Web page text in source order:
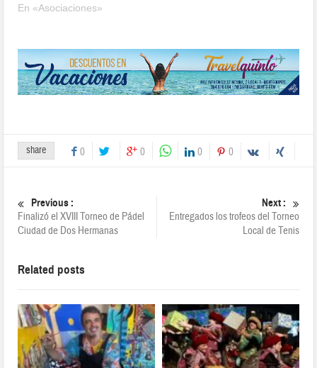
En «Asociaciones»
share 0 0 0 0
Previous :
Finalizó el XVIII Torneo de Pádel
Ciudad de Dos Hermanas
Next :
Entregados los trofeos del Torneo
Local de Tenis
Related posts